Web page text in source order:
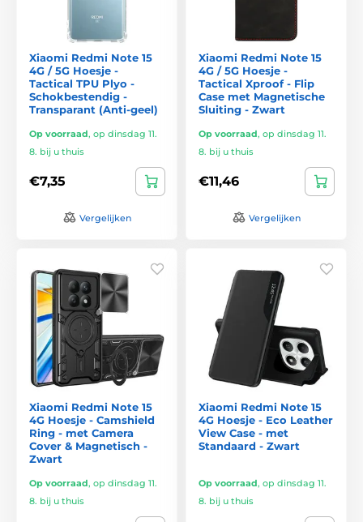
Xiaomi Redmi Note 15
4G / 5G Hoesje -
Tactical TPU Plyo -
Schokbestendig -
Transparant (Anti-geel)
Op voorraad, op dinsdag 11.
8. bij u thuis
€7,35
Vergelijken
Xiaomi Redmi Note 15
4G / 5G Hoesje -
Tactical Xproof - Flip
Case met Magnetische
Sluiting - Zwart
Op voorraad, op dinsdag 11.
8. bij u thuis
€11,46
Vergelijken
Xiaomi Redmi Note 15
4G Hoesje - Camshield
Ring - met Camera
Cover & Magnetisch -
Zwart
Op voorraad, op dinsdag 11.
8. bij u thuis
Xiaomi Redmi Note 15
4G Hoesje - Eco Leather
View Case - met
Standaard - Zwart
Op voorraad, op dinsdag 11.
8. bij u thuis